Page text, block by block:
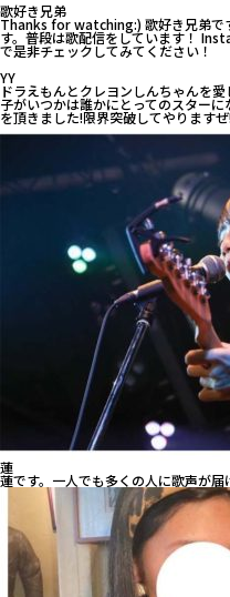
歌好き兄弟
Thanks for watching:) 歌好き兄弟で
す。普段は歌配信をしています！
で是非チェックしてみてください！
YY
ドラえもんとクレヨンしんちゃんを
子がいつかは誰かにとってのスター
を頂きました!限界突破してやります
蓮
蓮です。一人でも多くの人に歌声が届